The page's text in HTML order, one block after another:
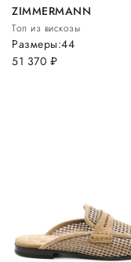
ZIMMERMANN
Топ из вискозы
51 370 руб.
Размеры:44